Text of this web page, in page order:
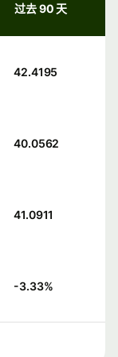
过去 90 天
42.4195
40.0562
41.0911
-3.33%